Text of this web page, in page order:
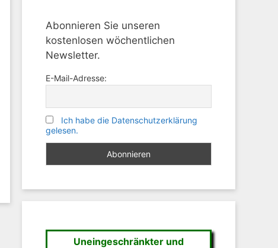
Abonnieren Sie unseren
kostenlosen wöchentlichen
Newsletter.
E-Mail-Adresse:
Ich habe die Datenschutzerklärung
gelesen.
Uneingeschränkter und